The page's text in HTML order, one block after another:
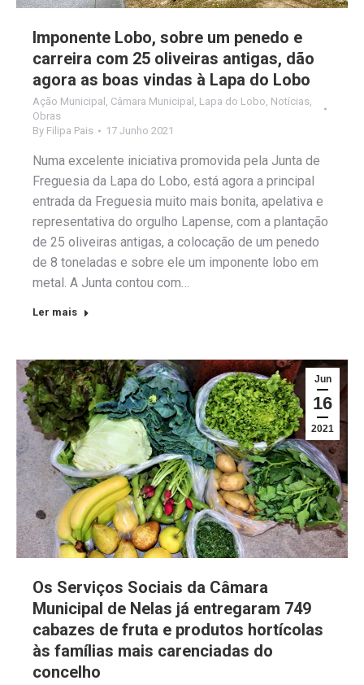
Imponente Lobo, sobre um penedo e
carreira com 25 oliveiras antigas, dão
agora as boas vindas à Lapa do Lobo
Ação Municipal Câmara Municipal Lapa do Lobo Notícias
Obras
By Filipa Pais 17 Junho 2021
Numa excelente iniciativa promovida pela Junta de
Freguesia da Lapa do Lobo, está agora a principal
entrada da Freguesia muito mais bonita, apelativa e
representativa do orgulho Lapense, com a plantação
de 25 oliveiras antigas, a colocação de um penedo
de 8 toneladas e sobre ele um imponente lobo em
metal. A Junta contou com…
Ler mais
Jun
16
2021
Os Serviços Sociais da Câmara
Municipal de Nelas já entregaram 749
cabazes de fruta e produtos hortícolas
às famílias mais carenciadas do
concelho